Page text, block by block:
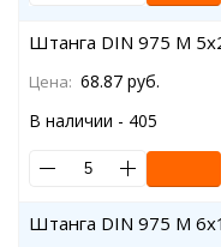
Штанга DIN 975 M
Цена: 68.87 руб.
В наличии - 405
Штанга DIN 975 M